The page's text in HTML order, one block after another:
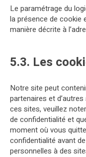
Le paramétrage du
la présence de cookie
manière décrite à
5.3. Les
Notre site peut
partenaires et
ces sites, veuillez
de confidentialité et
moment où vous
confidentialité avant
personnelles à des